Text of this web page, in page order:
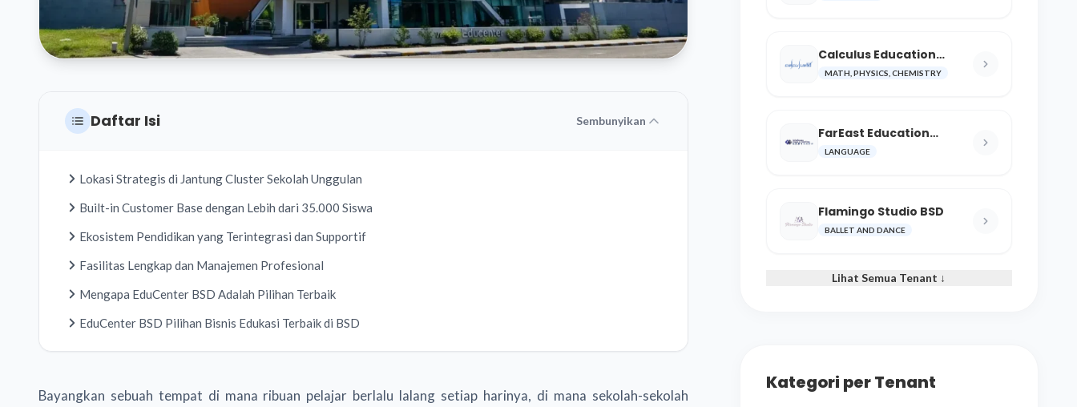
Daftar Isi Sembunyikan
Lokasi Strategis di Jantung Cluster Sekolah Unggulan
Built-in Customer Base dengan Lebih dari 35.000 Siswa
Ekosistem Pendidikan yang Terintegrasi dan Supportif
Fasilitas Lengkap dan Manajemen Profesional
Mengapa EduCenter BSD Adalah Pilihan Terbaik
EduCenter BSD Pilihan Bisnis Edukasi Terbaik di BSD
Bayangkan sebuah tempat di mana ribuan pelajar berlalu lalang setiap harinya, di mana sekolah-sekolah
Calculus Education
Center
MATH, PHYSICS, CHEMISTRY
FarEast Education
Language and Cultural
Center
LANGUAGE
Flamingo Studio BSD
BALLET AND DANCE
Lihat Semua Tenant ↓
Kategori per Tenant